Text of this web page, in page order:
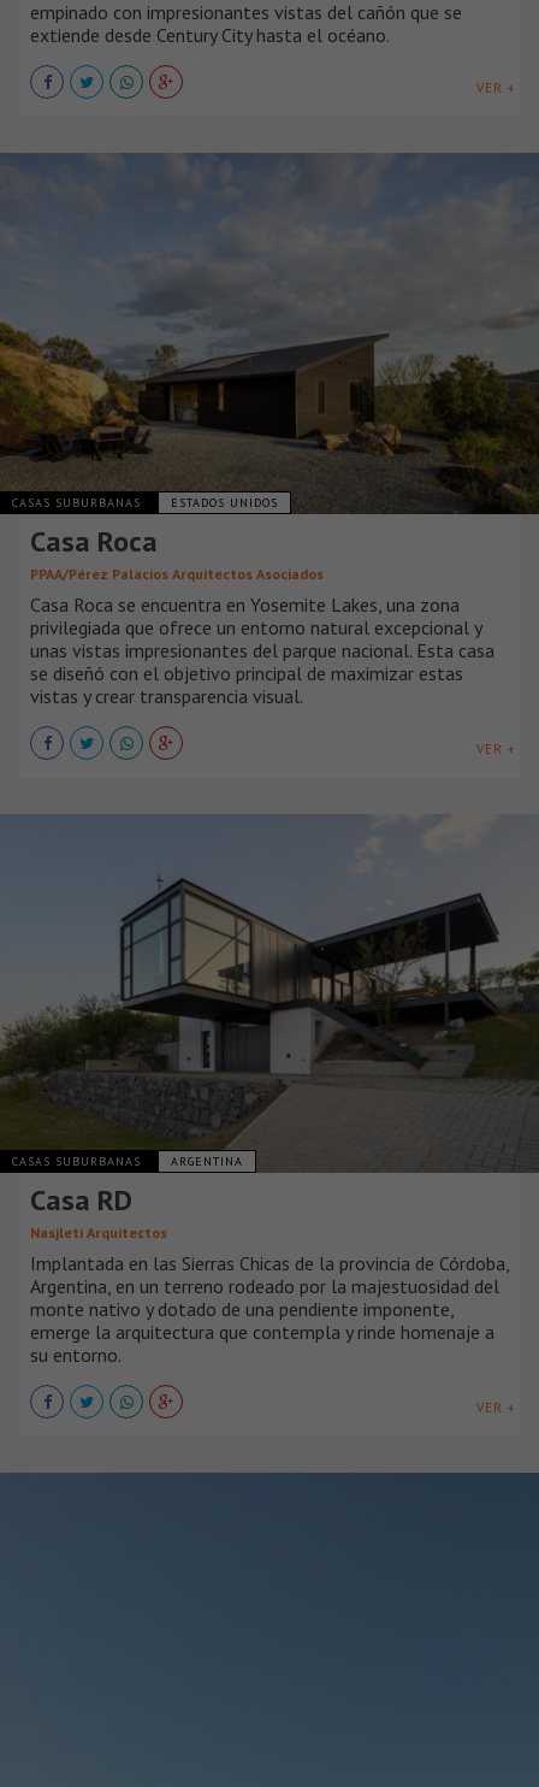
empinado con impresionantes vistas del cañón que se
extiende desde Century City hasta el océano.
VER +
CASAS SUBURBANAS ESTADOS UNIDOS
Casa Roca
PPAA/Pérez Palacios Arquitectos Asociados
Casa Roca se encuentra en Yosemite Lakes, una zona
privilegiada que ofrece un entorno natural excepcional y
unas vistas impresionantes del parque nacional. Esta casa
se diseñó con el objetivo principal de maximizar estas
vistas y crear transparencia visual.
VER +
CASAS SUBURBANAS ARGENTINA
Casa RD
Nasjleti Arquitectos
Implantada en las Sierras Chicas de la provincia de Córdoba,
Argentina, en un terreno rodeado por la majestuosidad del
monte nativo y dotado de una pendiente imponente,
emerge la arquitectura que contempla y rinde homenaje a
su entorno.
VER +